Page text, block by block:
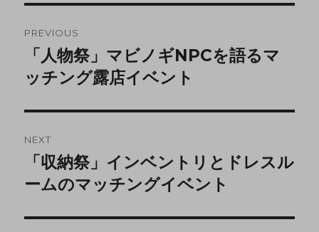
PREVIOUS
「人物祭」マビノギNPCを語るマ
ッチング露店イベント
NEXT
「収納祭」インベントリとドレスル
ームのマッチングイベント